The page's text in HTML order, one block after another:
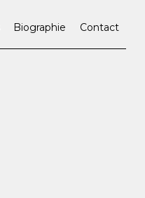
Biographie Contact